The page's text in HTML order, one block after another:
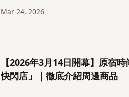
Mar 24, 2026
【2026年3月14日開幕】原
快閃店」｜徹底介紹周邊商品